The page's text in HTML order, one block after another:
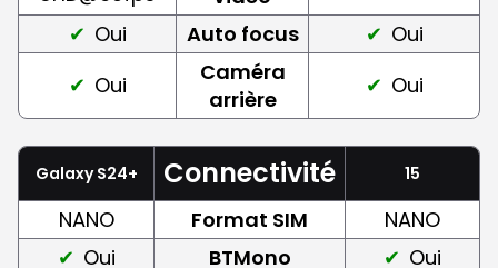
Oui
Auto focus
Oui
Oui
Caméra
arrière
Oui
Galaxy S24+ Connectivité 15
NANO Format SIM
NANO
Oui
BTMono
Oui